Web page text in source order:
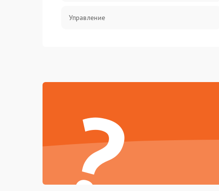
Управление
?